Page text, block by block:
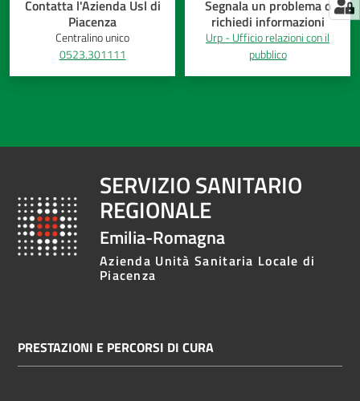
Contatta l'Azienda Usl di
Piacenza
Centralino unico
0523.301111
Segnala un problema o
richiedi informazioni
Urp - Ufficio relazioni con il
pubblico
SERVIZIO SANITARIO
REGIONALE
Emilia-Romagna
Azienda Unità Sanitaria Locale di
Piacenza
PRESTAZIONI E PERCORSI DI CURA